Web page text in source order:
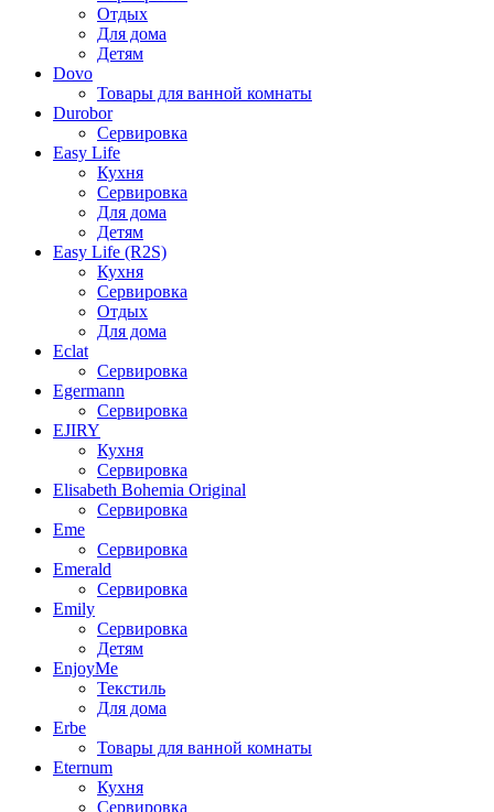
Отдых
Для дома
Детям
Dovo
Товары для ванной комнаты
Durobor
Сервировка
Easy Life
Кухня
Сервировка
Для дома
Детям
Easy Life (R2S)
Кухня
Сервировка
Отдых
Для дома
Eclat
Сервировка
Egermann
Сервировка
EJIRY
Кухня
Сервировка
Elisabeth Bohemia Original
Сервировка
Eme
Сервировка
Emerald
Сервировка
Emily
Сервировка
Детям
EnjoyMe
Текстиль
Для дома
Erbe
Товары для ванной комнаты
Eternum
Кухня
Сервировка